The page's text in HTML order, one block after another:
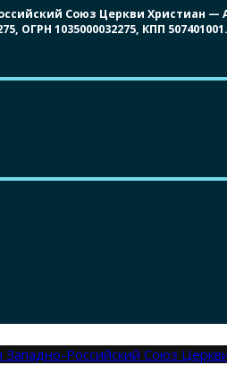
Союз Церкви Христиан —
ОГРН 1035000032275, КПП
Западно-Российский Союз